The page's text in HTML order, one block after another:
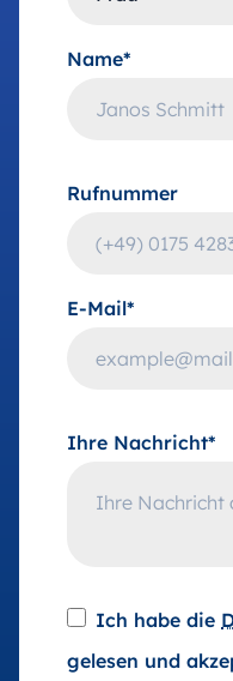
Name*
Rufnummer
E-Mail*
Ihre Nachricht*
Ich habe die
gelesen und